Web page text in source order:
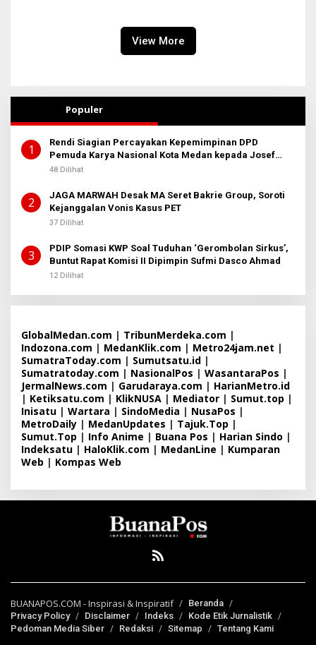
View More
Populer
1
Rendi Siagian Percayakan Kepemimpinan DPD
Pemuda Karya Nasional Kota Medan kepada Josef
Sembiring
48 Dilihat
2
JAGA MARWAH Desak MA Seret Bakrie Group, Soroti
Kejanggalan Vonis Kasus PET
37 Dilihat
3
PDIP Somasi KWP Soal Tuduhan ‘Gerombolan Sirkus’,
Buntut Rapat Komisi II Dipimpin Sufmi Dasco Ahmad
12 Dilihat
GlobalMedan.com | TribunMerdeka.com |
Indozona.com | MedanKlik.com | Metro24jam.net |
SumatraToday.com | Sumutsatu.id |
Sumatratoday.com | NasionalPos | WasantaraPos |
JermalNews.com | Garudaraya.com | HarianMetro.id
| Ketiksatu.com | KlikNUSA | Mediator | Sumut.top |
Inisatu | Wartara | SindoMedia | NusaPos |
MetroDaily | MedanUpdates | Tajuk.Top |
Sumut.Top | Info Anime | Buana Pos | Harian Sindo |
Indeksatu | HaloKlik.com | MedanLine | Kumparan
Web | Kompas Web
BUANAPOS.COM - Inspirasi & Inspiratif
Beranda
Privacy Policy
Disclaimer Indeks
Kode Etik Jurnalistik
Pedoman Media Siber
Redaksi Sitemap Tentang Kami